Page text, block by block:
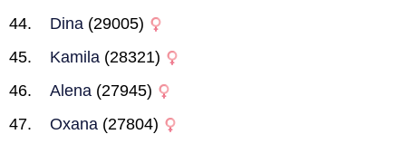
Dina (29005)
Kamila (28321)
Alena (27945)
Oxana (27804)